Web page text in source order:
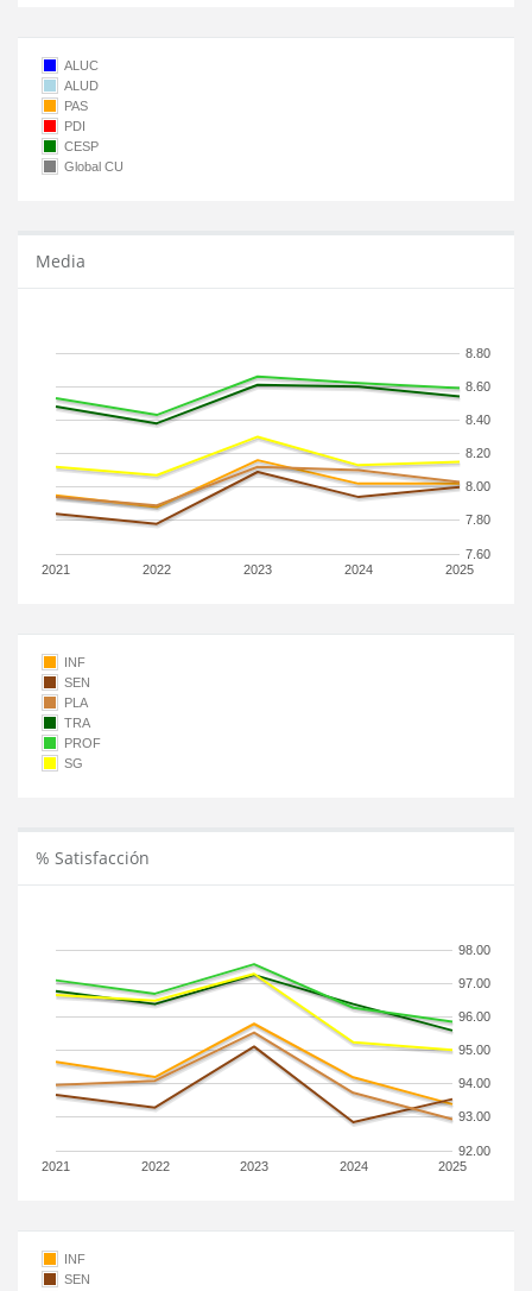
ALUC
ALUD
PAS
PDI
CESP
Global CU
Media
2021 2022 2023 2024 2025
7.60
7.80
8.00
8.20
8.40
8.60
8.80
INF
SEN
PLA
TRA
PROF
SG
% Satisfacción
2021 2022 2023 2024 2025
92.00
93.00
94.00
95.00
96.00
97.00
98.00
INF
SEN